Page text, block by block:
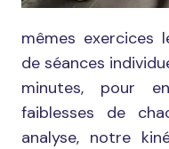
mêmes exercices
de séances
minutes, pour
faiblesses de
analyse, notre